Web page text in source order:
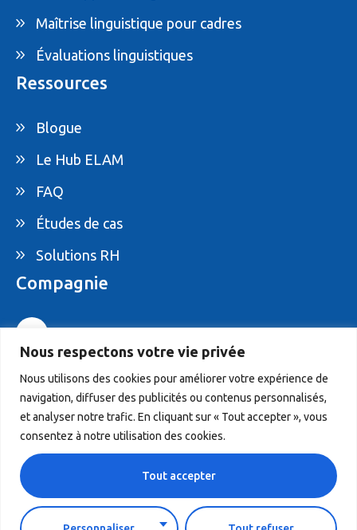
Nous respectons votre vie privée
Nous utilisons des cookies pour améliorer votre expérience de
navigation, diffuser des publicités ou contenus personnalisés,
et analyser notre trafic. En cliquant sur « Tout accepter », vous
consentez à notre utilisation des cookies.
Tout accepter
Maîtrise linguistique pour cadres
Évaluations linguistiques
Ressources
Blogue
Le Hub ELAM
FAQ
Études de cas
Solutions RH
Compagnie
1-877-395-ELAM
info@elam.ca
4020 St-Ambroise, Suite 495, Montreal, QC,
Canada H4C 2C7
© 2026 ELAM. Tous droits réservés.